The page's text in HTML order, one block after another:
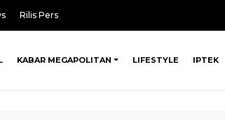
Rilis Pers
KABAR MEGAPOLITAN LIFESTYLE IPTEK